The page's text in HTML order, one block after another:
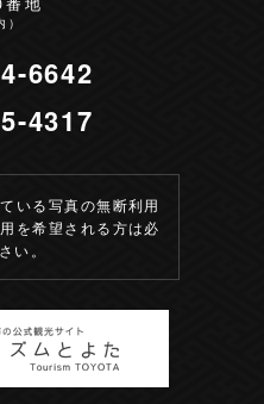
6642
4317
いる写真の無断利用
を希望される方は必
い。